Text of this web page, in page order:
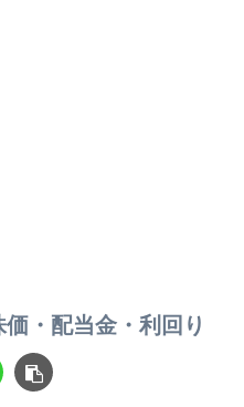
・配当金・利回り